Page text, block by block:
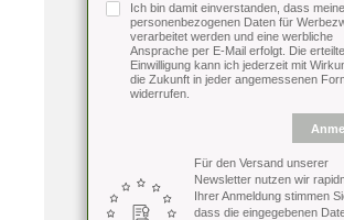
Ich bin damit einverstanden, dass meine
personenbezogenen Daten für
verarbeitet werden und eine werbliche
Ansprache per E-Mail erfolgt. Die erteilte
Einwilligung kann ich jederzeit mit
die Zukunft in jeder angemessenen
widerrufen.
Für den Versand unserer
Newsletter nutzen wir
Ihrer Anmeldung stimmen
dass die eingegebenen